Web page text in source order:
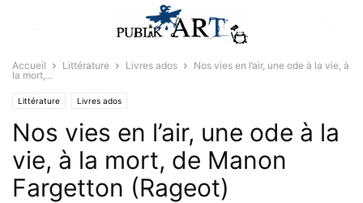
Accueil Littérature Livres ados
Nos vies en l’air, une ode à la vie, à
la mort,...
Littérature Livres ados
Nos vies en l’air, une ode à la
vie, à la mort, de Manon
Fargetton (Rageot)